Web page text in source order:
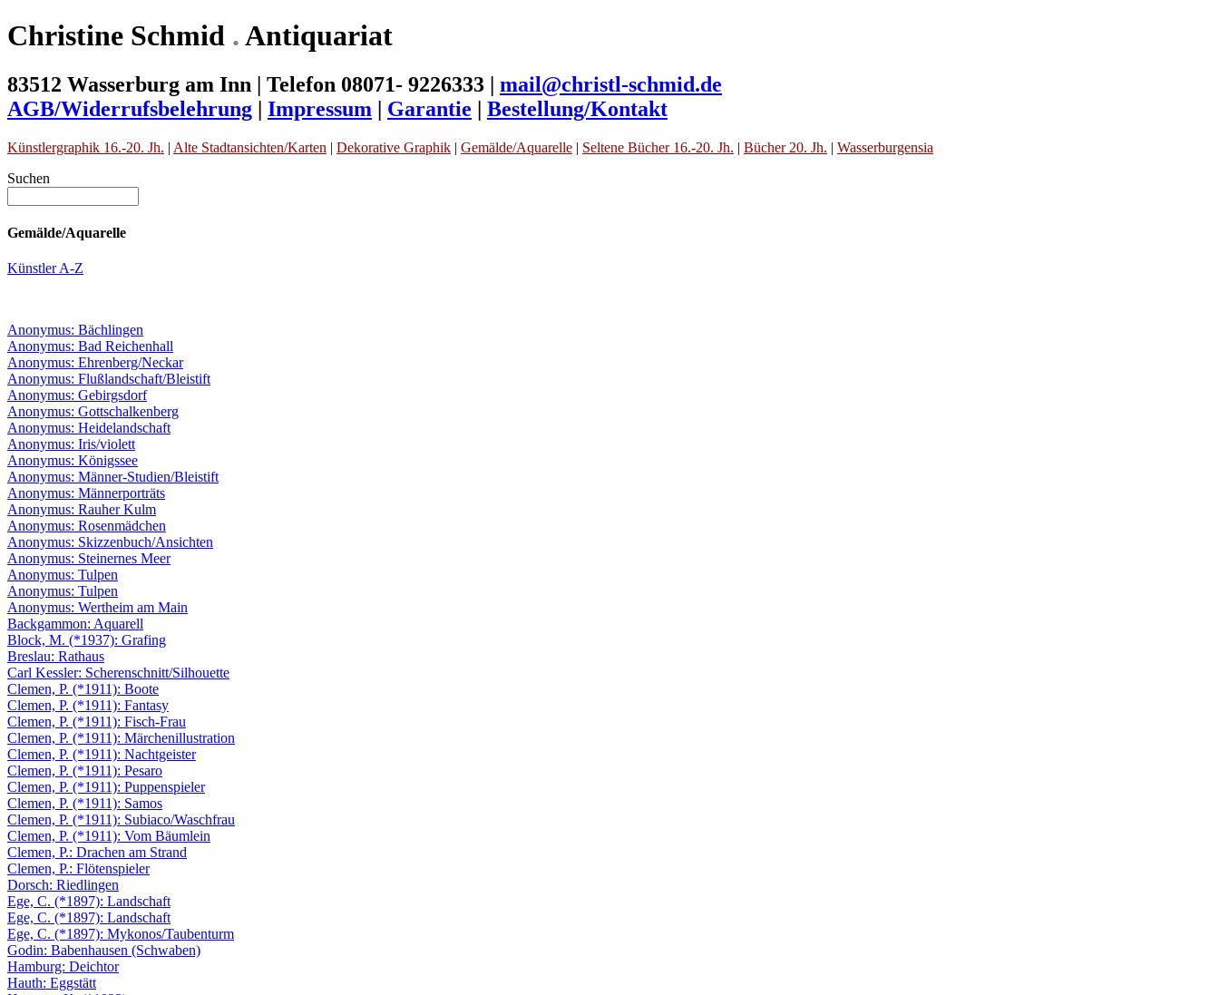
Christine Schmid .Antiquariat
83512 Wasserburg am Inn | Telefon 08071- 9226333 | mail@christl-schmid.de
AGB/Widerrufsbelehrung | Impressum | Garantie | Bestellung/Kontakt
Künstlergraphik 16.-20. Jh. | Alte Stadtansichten/Karten | Dekorative Graphik | Gemälde/Aquarelle | Seltene Bücher 16.-20. Jh. | Bücher 20. Jh. | Wasserburgensia
Suchen
Gemälde/Aquarelle
Künstler A-Z
Anonymus: Bächlingen
Anonymus: Bad Reichenhall
Anonymus: Ehrenberg/Neckar
Anonymus: Flußlandschaft/Bleistift
Anonymus: Gebirgsdorf
Anonymus: Gottschalkenberg
Anonymus: Heidelandschaft
Anonymus: Iris/violett
Anonymus: Königssee
Anonymus: Männer-Studien/Bleistift
Anonymus: Männerporträts
Anonymus: Rauher Kulm
Anonymus: Rosenmädchen
Anonymus: Skizzenbuch/Ansichten
Anonymus: Steinernes Meer
Anonymus: Tulpen
Anonymus: Tulpen
Anonymus: Wertheim am Main
Backgammon: Aquarell
Block, M. (*1937): Grafing
Breslau: Rathaus
Carl Kessler: Scherenschnitt/Silhouette
Clemen, P. (*1911): Boote
Clemen, P. (*1911): Fantasy
Clemen, P. (*1911): Fisch-Frau
Clemen, P. (*1911): Märchenillustration
Clemen, P. (*1911): Nachtgeister
Clemen, P. (*1911): Pesaro
Clemen, P. (*1911): Puppenspieler
Clemen, P. (*1911): Samos
Clemen, P. (*1911): Subiaco/Waschfrau
Clemen, P. (*1911): Vom Bäumlein
Clemen, P.: Drachen am Strand
Clemen, P.: Flötenspieler
Dorsch: Riedlingen
Ege, C. (*1897): Landschaft
Ege, C. (*1897): Landschaft
Ege, C. (*1897): Mykonos/Taubenturm
Godin: Babenhausen (Schwaben)
Hamburg: Deichtor
Hauth: Eggstätt